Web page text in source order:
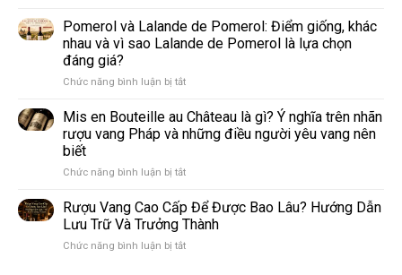
vang
phổ
thế
Và
Sparkling
Wine
Nhau
Thế
Nào?
10
So
Dễ
Hiểu
Người
Pomerol và Lalande de Pomerol: Điểm giống, khác
nhau và vì sao Lalande de Pomerol là lựa chọn
đáng giá?
Chức năng bình luận bị tắtở
và
Lalande
de
Điểm
khác
nhau
và
vì
Mis en Bouteille au Château là gì? Ý nghĩa trên nhãn
rượu vang Pháp và những điều người yêu vang nên
biết
Chức năng bình luận bị tắtở
en
Bouteille
au
Château
Rượu Vang Cao Cấp Để Được Bao Lâu? Hướng Dẫn
Lưu Trữ Và Trưởng Thành
Chức năng bình luận bị tắtở